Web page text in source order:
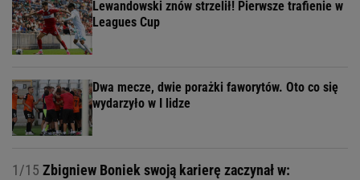
Lewandowski znów strzelił! Pierwsze trafienie w
Leagues Cup
Dwa mecze, dwie porażki faworytów. Oto co się
wydarzyło w I lidze
1/15 Zbigniew Boniek swoją karierę zaczynał w: